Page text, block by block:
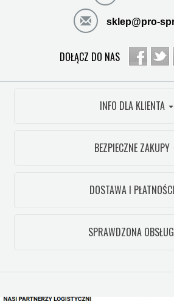
sklep@pro-
DOŁĄCZ DO NAS
INFO DLA KLIENTA
BEZPIECZNE ZAKUPY
DOSTAWA I PŁATNOŚCI
SPRAWDZONA